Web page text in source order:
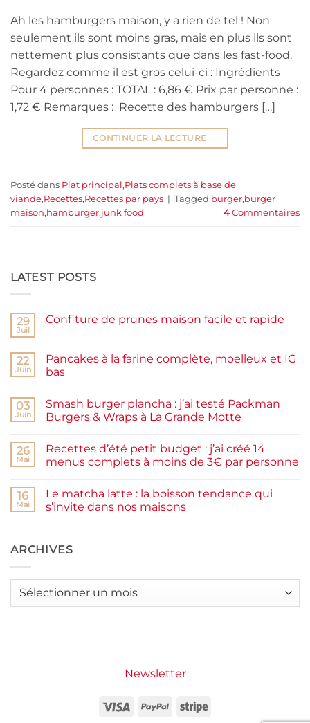
Ah les hamburgers maison, y a rien de tel ! Non
seulement ils sont moins gras, mais en plus ils sont
nettement plus consistants que dans les fast-food.
Regardez comme il est gros celui-ci : Ingrédients
Pour 4 personnes : TOTAL : 6,86 € Prix par personne :
1,72 € Remarques : Recette des hamburgers […]
CONTINUER LA LECTURE →
Posté dans Plat principal ,Plats complets à base de
viande,Recettes,Recettes par pays | Tagged burger,burger
maison,hamburger,junk food 4 Commentaires
LATEST POSTS
29
Juil
Confiture de prunes maison facile et rapide
Confiture
de
prunes
et
rapide
22
Juin
Pancakes à la farine complète, moelleux et IG
bas
sur
Pancakes
à
complète,
moelleux
et
03
Juin
Smash burger plancha : j’ai testé Packman
Burgers & Wraps à La Grande Motte
sur
Smash
burger
testé
Packman
Burgers &
Grande
Motte
26
Mai
Recettes d’été petit budget : j’ai créé 14
menus complets à moins de 3€ par personne
sur
Recettes
d’été
j’ai
créé
à
16
Mai
Le matcha latte : la boisson tendance qui
s’invite dans nos maisons
Le
matcha
boisson
ARCHIVES
Archives
Newsletter
Visa PayPal Stripe